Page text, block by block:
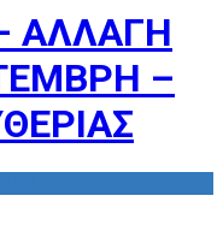
ΑΛΛΑΓΗ
–